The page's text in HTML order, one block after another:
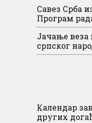
Савез Срба
Програм
Јачање
српског
Календар
других